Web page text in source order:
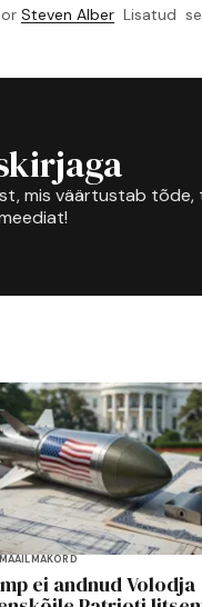
Steven Alber Lisatud
mis väärtustab tõde,
ei andnud Volodja